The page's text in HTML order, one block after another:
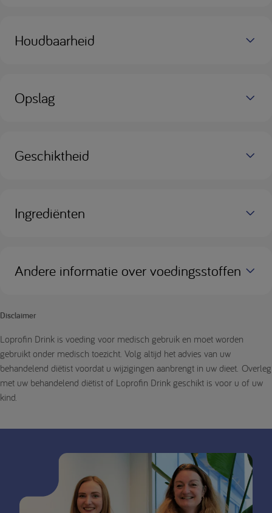
Houdbaarheid
Opslag
Geschiktheid
Ingrediënten
Andere informatie over voedingsstoffen
Disclaimer
Loprofin Drink is voeding voor medisch gebruik en moet worden
gebruikt onder medisch toezicht. Volg altijd het advies van uw
behandelend diëtist voordat u wijzigingen aanbrengt in uw dieet. Overleg
met uw behandelend diëtist of Loprofin Drink geschikt is voor u of uw
kind.